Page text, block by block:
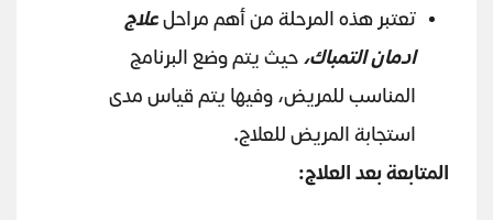
تعتبر هذه المرحلة من أهم مراحلعلاج
ادمان التمباك، حيث يتم وضع البرنامج
المناسب للمريض، وفيها يتم قياس مدى
استجابة المريض للعلاج.
المتابعة بعد العلاج: